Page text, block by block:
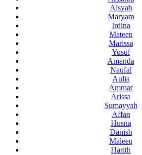
Aisyah
Maryam
Irdina
Mateen
Marissa
Yusuf
Amanda
Naufal
Aulia
Ammar
Arissa
Sumayyah
Affan
Husna
Danish
Maleeq
Harith